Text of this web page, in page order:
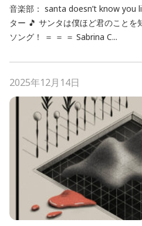
音楽部： santa doesn’t know you
ター 🎵 サンタは僕ほど君のことを
ソング！ ＝ ＝ ＝ Sabrina C...
2025年12月14日